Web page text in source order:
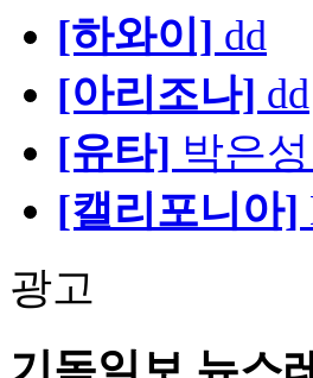
[하와이] dd
[아리조나] dd
[유타] 박은
[캘리포니아]
광고